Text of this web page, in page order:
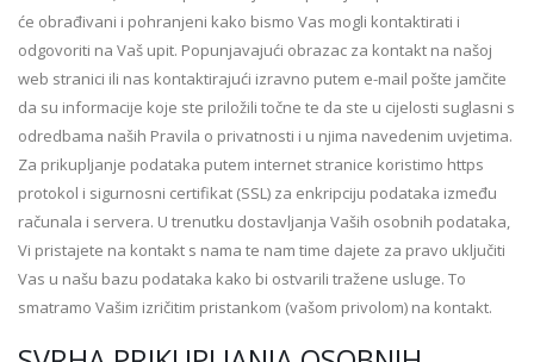
će obrađivani i pohranjeni kako bismo Vas mogli kontaktirati i
odgovoriti na Vaš upit. Popunjavajući obrazac za kontakt na našoj
web stranici ili nas kontaktirajući izravno putem e-mail pošte jamčite
da su informacije koje ste priložili točne te da ste u cijelosti suglasni s
odredbama naših Pravila o privatnosti i u njima navedenim uvjetima.
Za prikupljanje podataka putem internet stranice koristimo https
protokol i sigurnosni certifikat (SSL) za enkripciju podataka između
računala i servera. U trenutku dostavljanja Vaših osobnih podataka,
Vi pristajete na kontakt s nama te nam time dajete za pravo uključiti
Vas u našu bazu podataka kako bi ostvarili tražene usluge. To
smatramo Vašim izričitim pristankom (vašom privolom) na kontakt.